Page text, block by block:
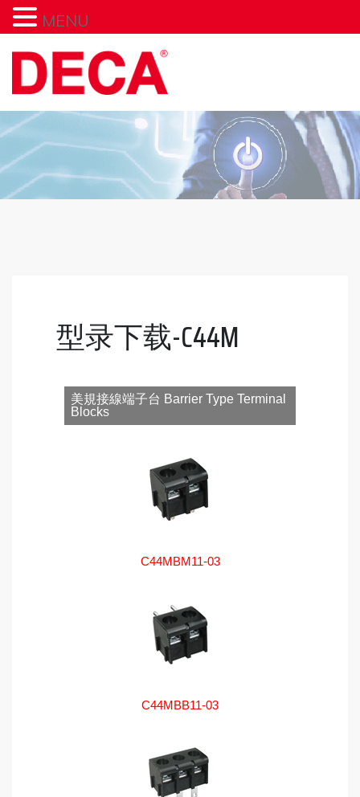
型录下载-C44M
美規接線端子台 Barrier Type Terminal
Blocks
C44MBM11-03
C44MBB11-03
MENU